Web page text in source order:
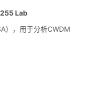
Lab
），用于分析CWDM